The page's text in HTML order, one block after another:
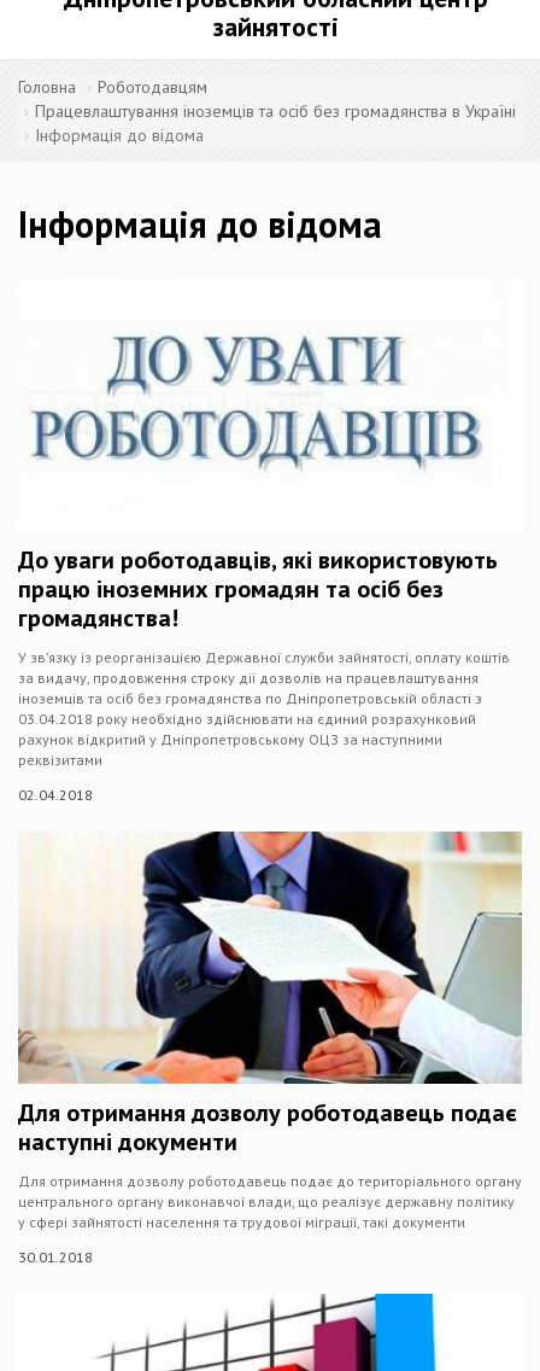
зайнятості
Головна
Роботодавцям
Працевлаштування іноземців та осіб без громадянства в Україні
Інформація до відома
Інформація до відома
До уваги роботодавців, які використовують
працю іноземних громадян та осіб без
громадянства!
У зв’язку із реорганізацією Державної служби зайнятості, оплату коштів
за видачу, продовження строку дії дозволів на працевлаштування
іноземців та осіб без громадянства по Дніпропетровській області з
03.04.2018 року необхідно здійснювати на єдиний розрахунковий
рахунок відкритий у Дніпропетровському ОЦЗ за наступними
реквізитами
02.04.2018
Для отримання дозволу роботодавець подає
наступні документи
Для отримання дозволу роботодавець подає до територіального органу
центрального органу виконавчої влади, що реалізує державну політику
у сфері зайнятості населення та трудової міграції, такі документи
30.01.2018